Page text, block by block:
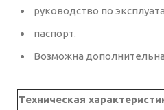
руководство по
паспорт.
Возможна
Техническая